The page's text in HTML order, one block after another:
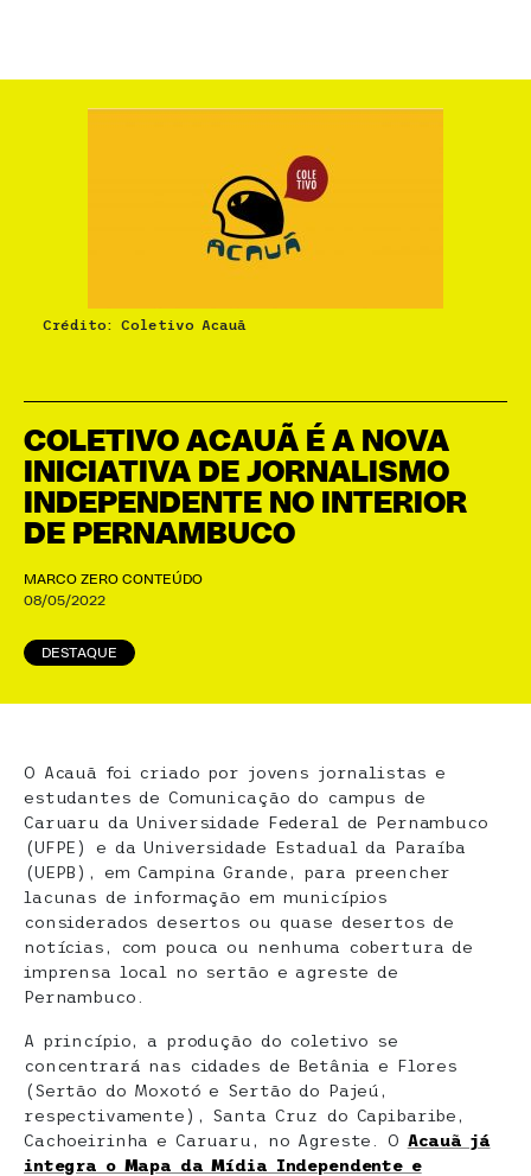
COLETIVO ACAUÃ É A NOVA
INICIATIVA DE JORNALISMO
INDEPENDENTE NO INTERIOR
DE PERNAMBUCO
MARCO ZERO CONTEÚDO
08/05/2022
DESTAQUE
Crédito: Coletivo Acauã
O Acauã foi criado por jovens jornalistas e
estudantes de Comunicação do campus de
Caruaru da Universidade Federal de Pernambuco
(UFPE) e da Universidade Estadual da Paraíba
(UEPB), em Campina Grande, para preencher
lacunas de informação em municípios
considerados desertos ou quase desertos de
notícias, com pouca ou nenhuma cobertura de
imprensa local no sertão e agreste de
Pernambuco.
A princípio, a produção do coletivo se
concentrará nas cidades de Betânia e Flores
(Sertão do Moxotó e Sertão do Pajeú,
respectivamente), Santa Cruz do Capibaribe,
Cachoeirinha e Caruaru, no Agreste. O Acauã já
integra o Mapa da Mídia Independente e